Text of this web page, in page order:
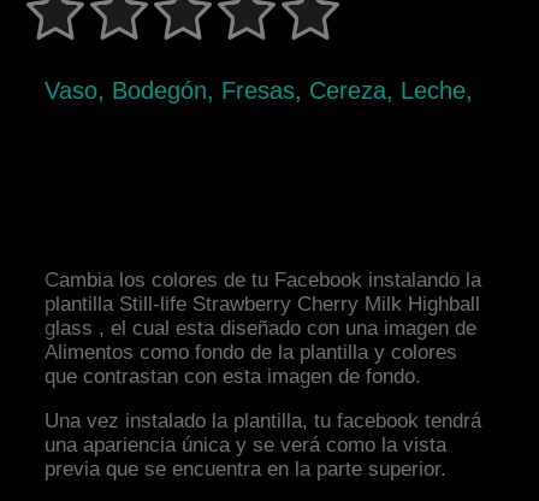
Vaso, Bodegón, Fresas, Cereza, Leche,
Cambia los colores de tu Facebook instalando la
plantilla Still-life Strawberry Cherry Milk Highball
glass , el cual esta diseñado con una imagen de
Alimentos como fondo de la plantilla y colores
que contrastan con esta imagen de fondo.
Una vez instalado la plantilla, tu facebook tendrá
una apariencia única y se verá como la vista
previa que se encuentra en la parte superior.